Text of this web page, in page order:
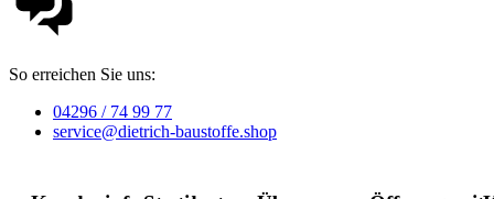
So erreichen Sie uns:
04296 / 74 99 77
service@dietrich-baustoffe.shop